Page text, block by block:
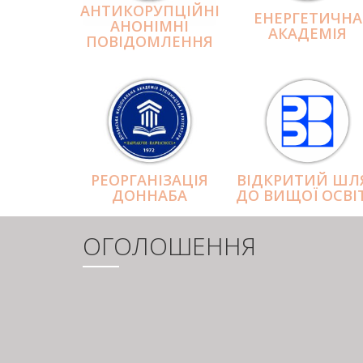
АНТИКОРУПЦІЙНІ
АНОНІМНІ
ПОВІДОМЛЕННЯ
ЕНЕРГЕТИЧНА
АКАДЕМІЯ
РЕОРГАНІЗАЦІЯ
ДОННАБА
ВІДКРИТИЙ
ДО ВИЩОЇ
ОГОЛОШЕННЯ